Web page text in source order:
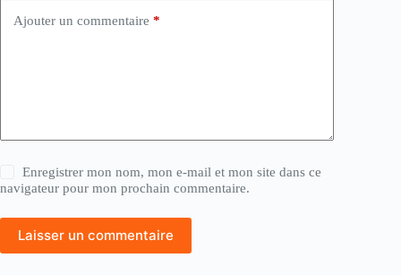
Ajouter un commentaire *
Enregistrer mon nom, mon e-mail et mon site dans ce
navigateur pour mon prochain commentaire.
Laisser un commentaire